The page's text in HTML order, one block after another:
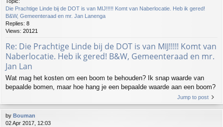
Die Prachtige Linde bij de DOT is van MIJ!!!!! Komt van Naberlocatie. Heb ik gered!
B&W, Gemeenteraad en mr. Jan Lanenga
Replies: 8
Views: 20121
Re: Die Prachtige Linde bij de DOT is van MIJ!!!!! Komt van
Naberlocatie. Heb ik gered! B&W, Gemeenteraad en mr.
Jan Lan
Wat mag het kosten om een boom te behouden? Ik snap waarde van
bepaalde bomen, maar hoe hang je een bepaalde waarde aan een boom?
Jump to post
by Bouman
02 Apr 2017, 12:03